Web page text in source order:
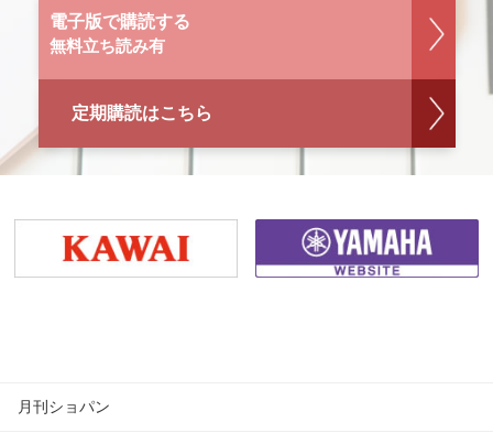
電子版で購読する
無料立ち読み有
定期購読はこちら
月刊ショパン